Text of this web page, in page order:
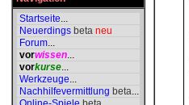
Startseite...
Neuerdings beta neu
Forum...
vorwissen...
vorkurse...
Werkzeuge...
Nachhilfevermittlung beta...